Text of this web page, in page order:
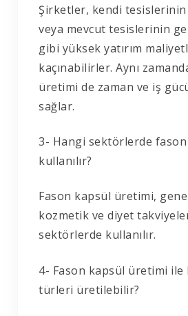
Şirketler, kendi tesislerinin
veya mevcut tesislerinin
gibi yüksek yatırım
kaçınabilirler. Aynı
üretimi de zaman ve iş
sağlar.
3- Hangi sektörlerde
kullanılır?
Fason kapsül üretimi,
kozmetik ve diyet
sektörlerde kullanılır.
4- Fason kapsül üretimi
türleri üretilebilir?